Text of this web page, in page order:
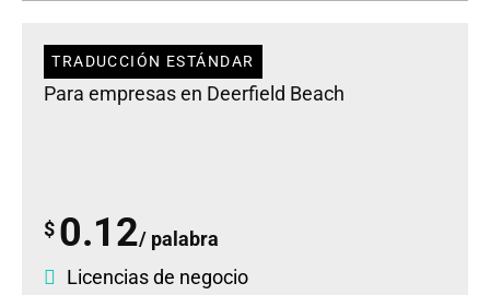
TRADUCCIÓN ESTÁNDAR
Para empresas en Deerfield Beach
$ 0.12/ palabra
Licencias de negocio